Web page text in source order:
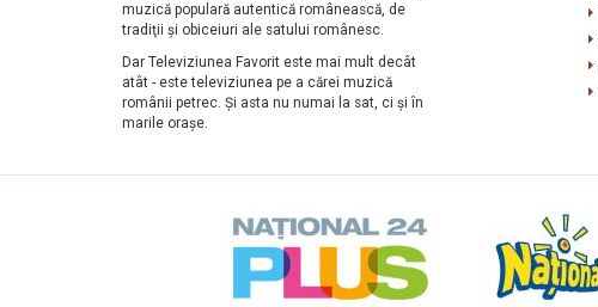
muzică populară autentică românească, de
tradiţii şi obiceiuri ale satului românesc.
Dar Televiziunea Favorit este mai mult decât
atât - este televiziunea pe a cărei muzică
românii petrec. Şi asta nu numai la sat, ci şi în
marile oraşe.